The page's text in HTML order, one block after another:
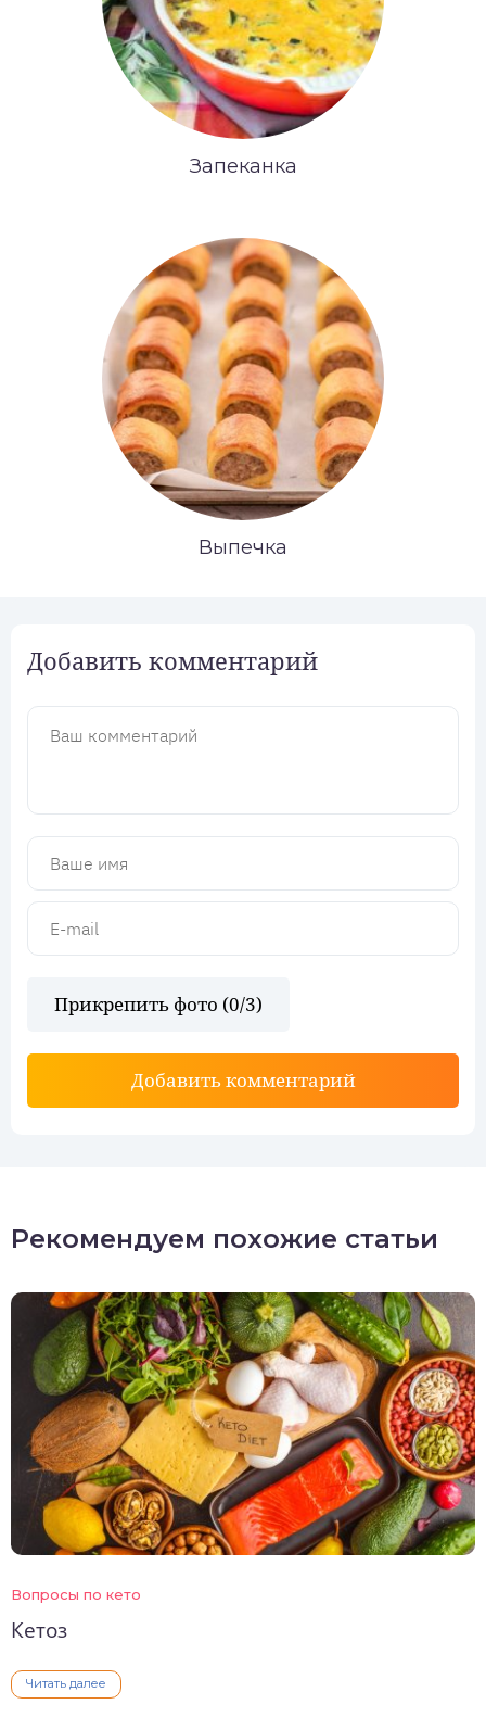
Запеканка
Выпечка
Добавить комментарий
Прикрепить фото (0/3)
Добавить комментарий
Рекомендуем похожие статьи
Вопросы по кето
Кетоз
Читать далее